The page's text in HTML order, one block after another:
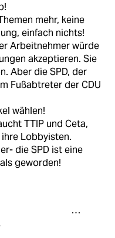
mehr, keine
einfach nichts!
Arbeitnehmer würde
akzeptieren. Sie
Aber die SPD, der
Fußabtreter der CDU
wählen!
TTIP und Ceta,
Lobbyisten.
die SPD ist eine
geworden!